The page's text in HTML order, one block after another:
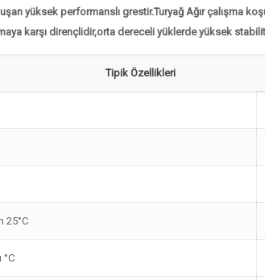
yüksek performanslı grestir.Turyağ Ağır çalışma
karşı dirençlidir,orta dereceli yüklerde yüksek
Tipik Özellikleri
25°C